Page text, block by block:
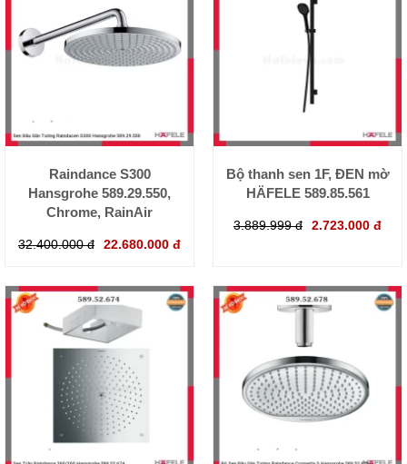
Raindance S300
Hansgrohe 589.29.550,
Chrome, RainAir
32.400.000 đ 22.680.000 đ
Bộ thanh sen 1F, ĐEN mờ
HÄFELE 589.85.561
3.889.999 đ 2.723.000 đ